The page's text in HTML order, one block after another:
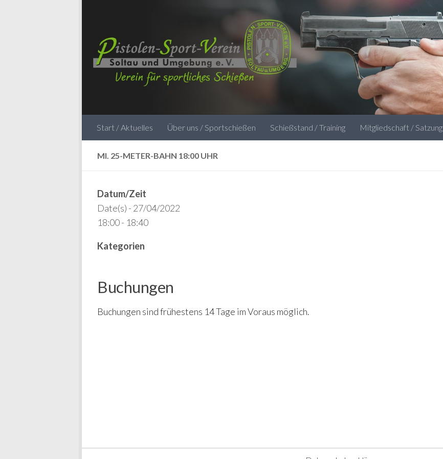
Start / Aktuelles Über uns / Sportschießen Schießstand / Training Mitgliedschaft / Satzung
MI. 25-METER-BAHN 18:00 UHR
Datum/Zeit
Date(s) - 27/04/2022
18:00 - 18:40
Kategorien
Buchungen
Buchungen sind frühestens 14 Tage im Voraus möglich.